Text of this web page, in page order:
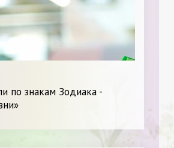
по знакам Зодиака -